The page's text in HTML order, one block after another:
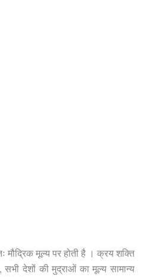
मौद्रिक मूल्य पर होती है । क्रय शक्ति
सभी देशों की मुद्राओं का मूल्य सामान्य